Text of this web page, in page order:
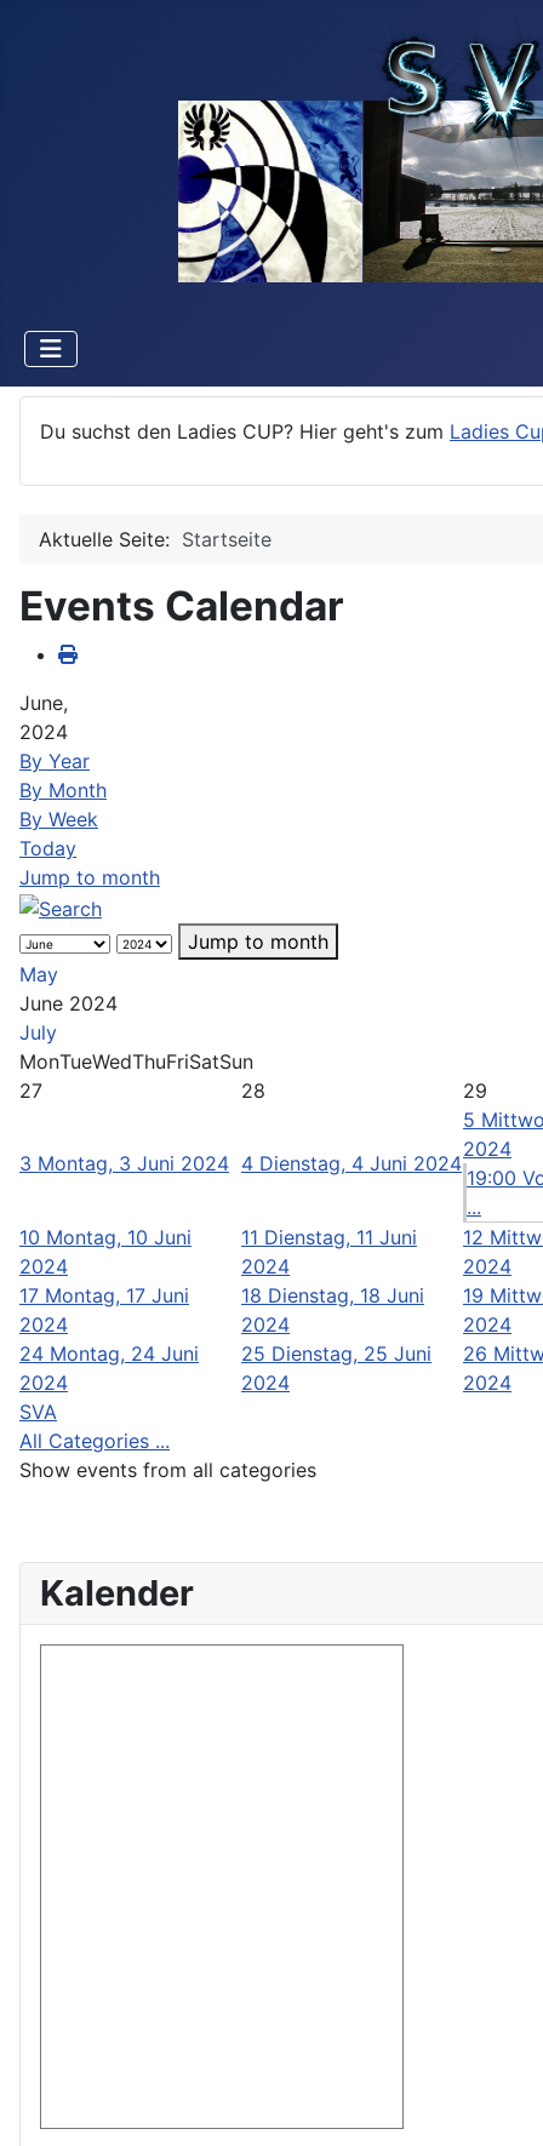
Du suchst den Ladies CUP? Hier geht's zum Ladies
Aktuelle Seite: Startseite
Events Calendar
June,
2024
By Year
By Month
By Week
Today
Jump to month
Jump to month
May
June 2024
July
MonTueWedThuFriSatSun
27
28 29
3 Montag, 3 Juni 2024 4 Dienstag, 4 Juni 2024
5
2024
19:00
...
10 Montag, 10 Juni
2024
11 Dienstag, 11 Juni
2024
12
2024
17 Montag, 17 Juni
2024
18 Dienstag, 18 Juni
2024
19
2024
24 Montag, 24 Juni
2024
25 Dienstag, 25 Juni
2024
26
2024
SVA
All Categories ...
Show events from all categories
Kalender